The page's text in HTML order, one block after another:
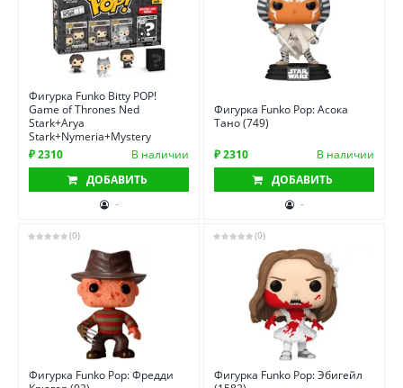
Фигурка Funko Bitty POP!
Game of Thrones Ned
Stark+Arya
Stark+Nymeria+Mystery
₽ 2310
В наличии
ДОБАВИТЬ
-
Фигурка Funko Pop: Асока
Тано (749)
₽ 2310
В наличии
ДОБАВИТЬ
-
(0)
Фигурка Funko Pop: Фредди
(0)
Фигурка Funko Pop: Эбигейл